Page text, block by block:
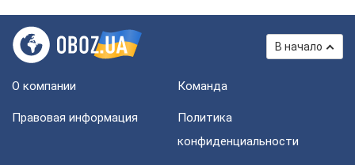
В начало
О компании Команда
Правовая информация
Политика
конфиденциальности